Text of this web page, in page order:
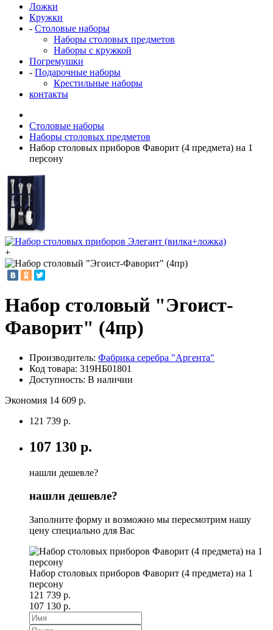
Ложки
Кружки
- Столовые наборы
Наборы столовых предметов
Наборы с кружкой
Погремушки
- Подарочные наборы
Крестильные наборы
контакты
Столовые наборы
Наборы столовых предметов
Набор столовых приборов Фаворит (4 предмета) на 1
персону
+
Набор столовый "Эгоист-
Фаворит" (4пр)
Производитель: Фабрика серебра "Аргента"
Код товара: 319НБ01801
Доступность: В наличии
Экономия 14 609 р.
121 739 р.
107 130 р.
нашли дешевле?
нашли дешевле?
Заполните форму и возможно мы пересмотрим нашу
цену специально для Вас
Набор столовых приборов Фаворит (4 предмета) на 1
персону
121 739 р.
107 130 р.